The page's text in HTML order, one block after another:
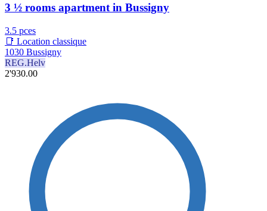
3 ½ rooms apartment in Bussigny
3.5 pces
📑 Location classique
1030 Bussigny
REG.Helv
2'930.00